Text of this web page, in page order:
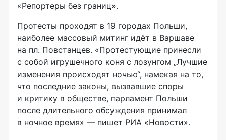
«Репортеры без границ».
Протесты проходят в 19 городах Польши,
наиболее массовый митинг идёт в Варшаве
на пл. Повстанцев. «Протестующие принесли
с собой игрушечного коня с лозунгом „Лучшие
изменения происходят ночью“, намекая на то,
что последние законы, вызвавшие споры
и критику в обществе, парламент Польши
после длительного обсуждения принимал
в ночное время» — пишет РИА «Новости».